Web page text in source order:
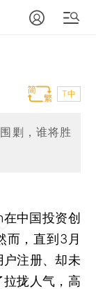
T中
剿，谁将胜
中国投资创
而，直到3月
注册、却未
拢人气，高